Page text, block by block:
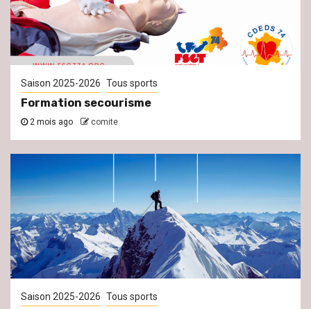
Saison 2025-2026 Tous sports
Formation secourisme
2 mois ago comite
Saison 2025-2026 Tous sports